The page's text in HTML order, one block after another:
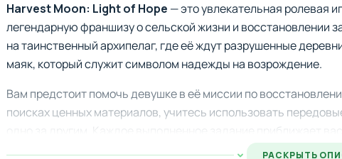
Harvest Moon: Light of Hope — это увлекательная ролевая
легендарную франшизу о сельской жизни и восстановлении
на таинственный архипелаг, где её ждут разрушенные
маяк, который служит символом надежды на возрождение.
Вам предстоит помочь девушке в её миссии по
поисках ценных материалов, учитесь использовать
РАСКРЫТЬ